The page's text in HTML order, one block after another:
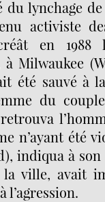
lynchage de
activiste
en 1988
à Milwaukee
été sauvé à
du
n’ayant été
indiqua à
ville, avait
l’agression.